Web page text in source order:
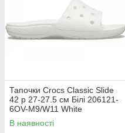
Тапочки Crocs Classic Slide
42 р 27-27.5 см Білі 206121-
6OV-M9/W11 White
В наявності